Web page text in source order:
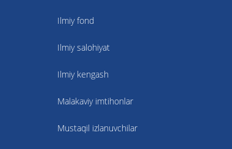
Ilmiy fond
Ilmiy salohiyat
Ilmiy kengash
Malakaviy imtihonlar
Mustaqil izlanuvchilar